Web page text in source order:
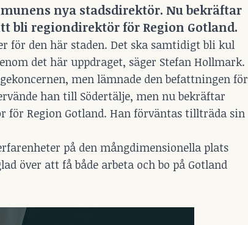
nya stadsdirektör. Nu bekräftar
bli regiondirektör för Region Gotland.
för den här staden. Det ska samtidigt bli kul
det här uppdraget, säger Stefan Hollmark.
men lämnade den befattningen för
han till Södertälje, men nu bekräftar
Region Gotland. Han förväntas tillträda sin
på den mångdimensionella plats
över att få både arbeta och bo på Gotland